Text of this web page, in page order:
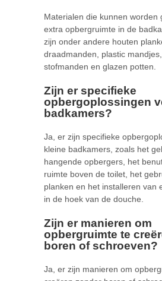
Materialen die kunnen worden
extra opbergruimte in de
zijn onder andere houten
draadmanden, plastic
stofmanden en glazen potten.
Zijn er specifieke
opbergoplossingen
badkamers?
Ja, er zijn specifieke
kleine badkamers, zoals het
hangende opbergers, het
ruimte boven de toilet, het
planken en het installeren van
in de hoek van de douche.
Zijn er manieren om
opbergruimte te
boren of schroeven?
Ja, er zijn manieren om